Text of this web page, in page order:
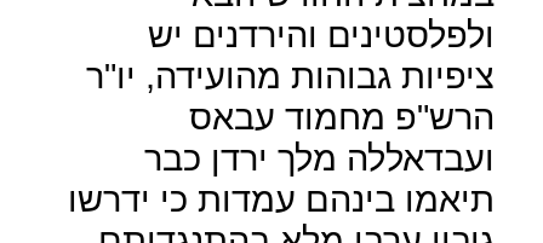
ולפלסטינים והירדנים יש
ציפיות גבוהות מהועידה, יו"ר
הרש"פ מחמוד עבאס
ועבדאללה מלך ירדן כבר
תיאמו בינהם עמדות כי ידרשו